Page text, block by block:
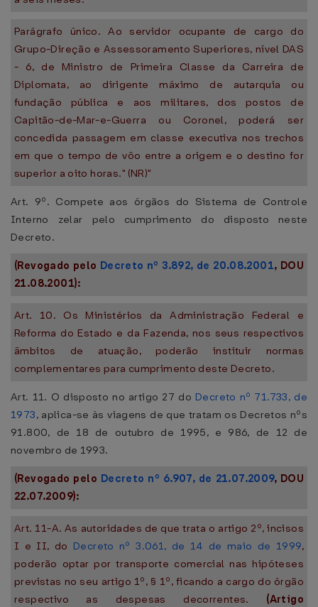
Parágrafo único. Ao servidor ocupante de cargo do
Grupo-Direção e Assessoramento Superiores, nível DAS
- 6, de Ministro de Primeira Classe da Carreira de
Diplomata, ao dirigente máximo de autarquia ou
fundação pública e aos militares, dos postos de
Capitão-de-Mar-e-Guerra ou Coronel, poderá ser
concedida passagem em classe executiva nos trechos
em que o tempo de vôo entre a origem e o destino for
superior a oito horas." (NR)"
Art. 9º. Compete aos órgãos do Sistema de Controle
Interno zelar pelo cumprimento do disposto neste
Decreto.
(Revogado pelo Decreto nº 3.892, de 20.08.2001, DOU
21.08.2001):
Art. 10. Os Ministérios da Administração Federal e
Reforma do Estado e da Fazenda, nos seus respectivos
âmbitos de atuação, poderão instituir normas
complementares para cumprimento deste Decreto.
Art. 11. O disposto no artigo 27 do Decreto nº 71.733, de
1973, aplica-se às viagens de que tratam os Decretos nºs
91.800, de 18 de outubro de 1995, e 986, de 12 de
novembro de 1993.
(Revogado pelo Decreto nº 6.907, de 21.07.2009, DOU
22.07.2009):
Art. 11-A. As autoridades de que trata o artigo 2º, incisos
I e II, do Decreto nº 3.061, de 14 de maio de 1999,
poderão optar por transporte comercial nas hipóteses
previstas no seu artigo 1º, § 1º, ficando a cargo do órgão
respectivo as despesas decorrentes. (Artigo